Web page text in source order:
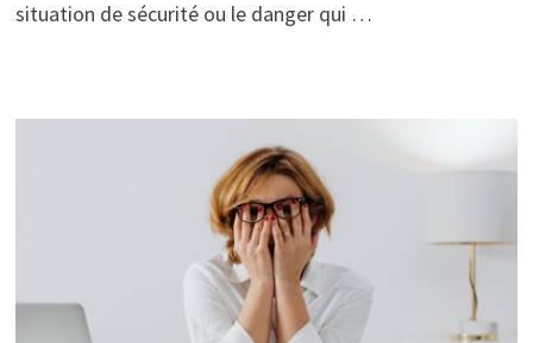
situation de sécurité ou le danger qui …